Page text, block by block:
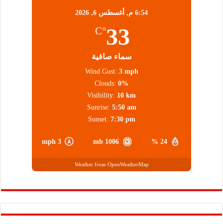
6:54 م, أغسطس 6, 2026
33
°C
سماء صافية
24 %
1006 mb
3 mph
Wind Gust: 3 mph
Clouds: 0%
Visibility: 10 km
Sunrise: 5:50 am
Sunset: 7:30 pm
Weather from OpenWeatherMap